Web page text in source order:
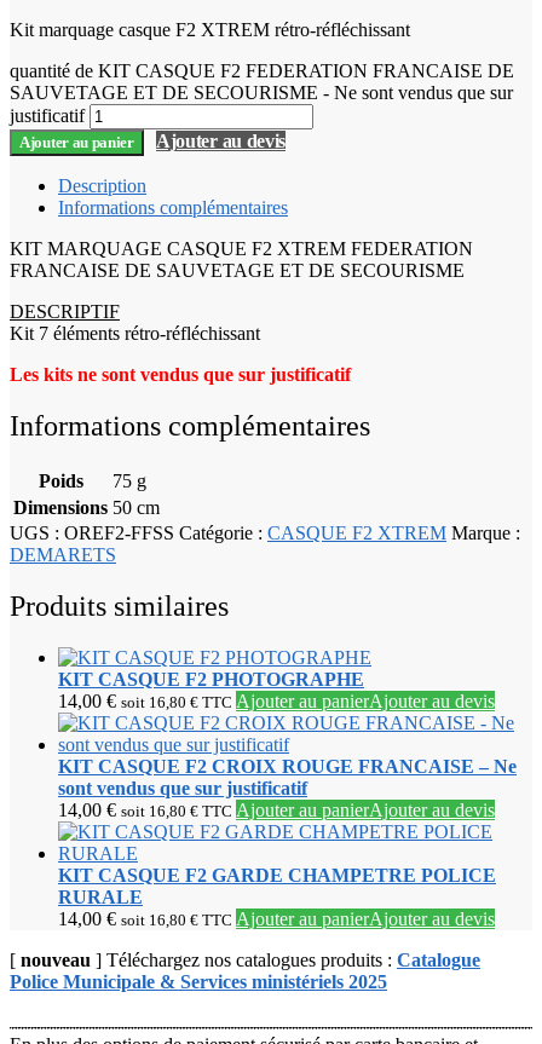
Kit marquage casque F2 XTREM rétro-réfléchissant
quantité de KIT CASQUE F2 FEDERATION FRANCAISE DE
SAUVETAGE ET DE SECOURISME - Ne sont vendus que sur
justificatif
Ajouter au panier Ajouter au devis
Description
Informations complémentaires
KIT MARQUAGE CASQUE F2 XTREM FEDERATION
FRANCAISE DE SAUVETAGE ET DE SECOURISME
DESCRIPTIF
Kit 7 éléments rétro-réfléchissant
Les kits ne sont vendus que sur justificatif
Informations complémentaires
Poids
75 g
Dimensions 50 cm
UGS : OREF2-FFSS Catégorie : CASQUE F2 XTREM Marque :
DEMARETS
Produits similaires
KIT CASQUE F2 PHOTOGRAPHE
14,00 € soit 16,80 € TTC Ajouter au panierAjouter au devis
KIT CASQUE F2 CROIX ROUGE FRANCAISE – Ne
sont vendus que sur justificatif
14,00 € soit 16,80 € TTC Ajouter au panierAjouter au devis
KIT CASQUE F2 GARDE CHAMPETRE POLICE
RURALE
14,00 € soit 16,80 € TTC Ajouter au panierAjouter au devis
[ nouveau ] Téléchargez nos catalogues produits : Catalogue
Police Municipale & Services ministériels 2025